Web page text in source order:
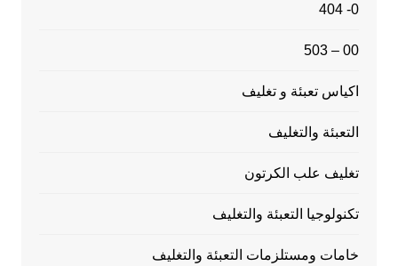
0- 404
00 – 503
اكياس تعبئة و تغليف
التعبئة والتغليف
تغليف علب الكرتون
تكنولوجيا التعبئة والتغليف
خامات ومستلزمات التعبئة والتغليف